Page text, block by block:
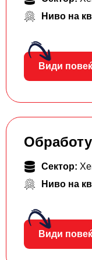
Ниво на
Види
Сектор:
Ниво на
Види